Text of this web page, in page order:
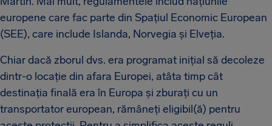
europene care fac parte din Spațiul Economic European
(SEE), care include Islanda, Norvegia și Elveția.
Chiar dacă zborul dvs. era programat inițial să decoleze
dintr-o locație din afara Europei, atâta timp cât
destinația finală era în Europa și zburați cu un
transportator european, rămâneți eligibil(ă) pentru